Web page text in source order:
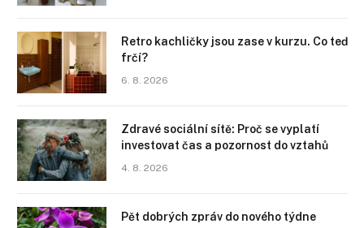
Retro kachličky jsou zase v kurzu. Co teď
frčí?
6. 8. 2026
Zdravé sociální sítě: Proč se vyplatí
investovat čas a pozornost do vztahů
4. 8. 2026
Pět dobrých zpráv do nového týdne